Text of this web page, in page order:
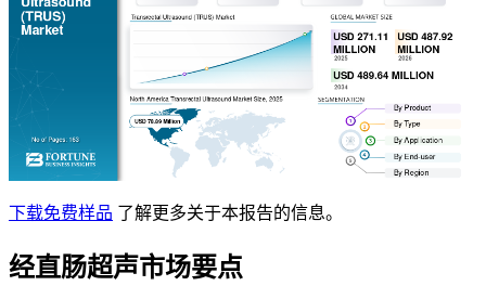
下载免费样品 了解更多关于本报告的信息。
经直肠超声市场要点